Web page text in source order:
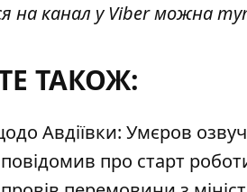
на канал у Viber можна
ТАКОЖ:
Авдіївки: Умєров
про старт роботи